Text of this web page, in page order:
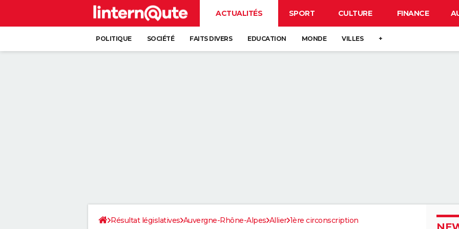
ACTUALITÉS SPORT CULTURE FINANCE
POLITIQUE SOCIÉTÉ FAITS DIVERS EDUCATION MONDE VILLES +
Résultat législatives Auvergne-Rhône-Alpes Allier 1ère circonscription